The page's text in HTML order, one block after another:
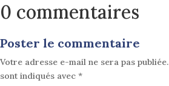
0 commentaires
Poster le commentaire
Votre adresse e-mail ne sera pas publiée.
sont indiqués avec *